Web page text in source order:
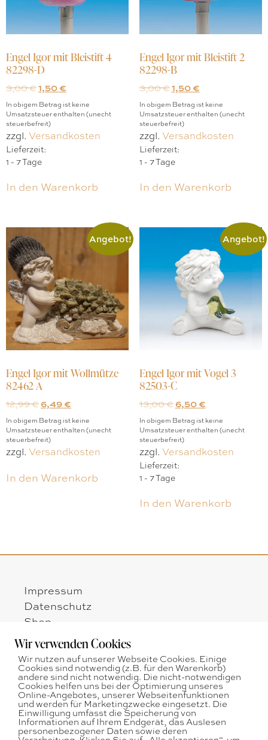
Engel Igor mit Bleistift 4
82298-D
3,00€1,50€
In obigem Betrag ist keine
Umsatzsteuer enthalten (unecht
steuerbefreit)
zzgl. Versandkosten
Lieferzeit:
1 - 7 Tage
In den Warenkorb
Engel Igor mit Bleistift 2
82298-B
3,00€1,50€
In obigem Betrag ist keine
Umsatzsteuer enthalten (unecht
steuerbefreit)
zzgl. Versandkosten
Lieferzeit:
1 - 7 Tage
In den Warenkorb
Angebot!
Engel Igor mit Wollmütze
82462 A
12,99€6,49€
In obigem Betrag ist keine
Umsatzsteuer enthalten (unecht
steuerbefreit)
zzgl. Versandkosten
In den Warenkorb
Angebot!
Engel Igor mit Vogel 3
82503-C
13,00€ 6,50€
In obigem Betrag ist keine
Umsatzsteuer enthalten (unecht
steuerbefreit)
zzgl. Versandkosten
Lieferzeit:
1 - 7 Tage
In den Warenkorb
Impressum
Datenschutz
Shop
Zahlungsarten
Versandarten
Widerrufsbelehrung
AGB
Öffnungszeiten:
Montag - Freitag
nach telefonischer Vereinbarung
Wir verwenden Cookies
Wir nutzen auf unserer Webseite Cookies. Einige
Cookies sind notwendig (z.B. für den Warenkorb)
andere sind nicht notwendig. Die nicht-notwendigen
Cookies helfen uns bei der Optimierung unseres
Online-Angebotes, unserer Webseitenfunktionen
und werden für Marketingzwecke eingesetzt. Die
Einwilligung umfasst die Speicherung von
Informationen auf Ihrem Endgerät, das Auslesen
personenbezogener Daten sowie deren